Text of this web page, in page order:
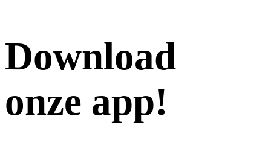
Download
onze app!